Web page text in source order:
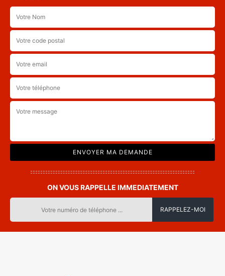
ON VOUS RAPPELLE IMMEDIATEMENT